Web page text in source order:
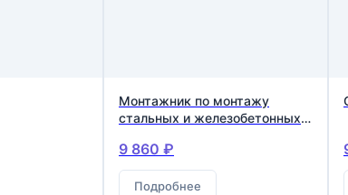
Монтажник по монтажу
стальных и железобетонных
9 860 ₽
Подробнее